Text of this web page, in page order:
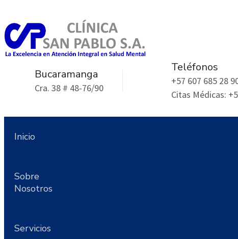
Bucaramanga
Cra. 38 # 48-76/90
Teléfonos
+57 607 685 28
Citas Médicas:
Inicio
Sobre
Nosotros
Servicios